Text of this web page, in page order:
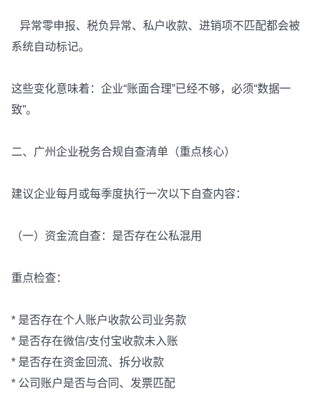
异常零申报、税负异常、私户收款、进销项不匹配都会被
系统自动标记。
这些变化意味着：企业“账面合理”已经不够，必须“数据一
致”。
二、广州企业税务合规自查清单（重点核心）
建议企业每月或每季度执行一次以下自查内容：
（一）资金流自查：是否存在公私混用
重点检查：
* 是否存在个人账户收款公司业务款
* 是否存在微信/支付宝收款未入账
* 是否存在资金回流、拆分收款
* 公司账户是否与合同、发票匹配